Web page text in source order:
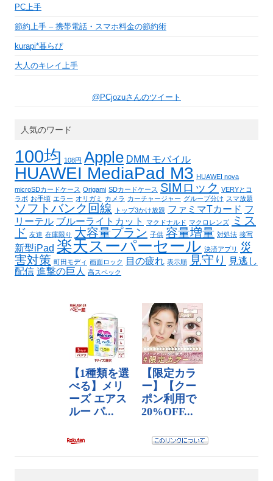
PC上手
節約上手 – 携帯電話・スマホ料金の節約術
kurapi*暮らぴ
大人のキレイ上手
@PCjozuさんのツイート
人気のワード
100均 108円 Apple DMM モバイル
HUAWEI MediaPad M3 HUAWEI nova
microSDカードケース Origami SDカードケース SIMロック VERYとコ
ラボ お手頃 エラー オリガミ カメラ カーチャージャー グループ分け スマ放題
ソフトバンク回線 トップ3かけ放題 ファミマTカード フ
リーテル ブルーライトカット マクドナルド マクロレンズ
ミス
ド 友達 在庫限り 大容量プラン 子供 容量増量 対処法 接写
新型iPad 楽天スーパーセール 決済アプリ
災
害対策 町田モディ 画面ロック 目の疲れ 表示順 見守り
見逃し
配信 進撃の巨人 高スペック